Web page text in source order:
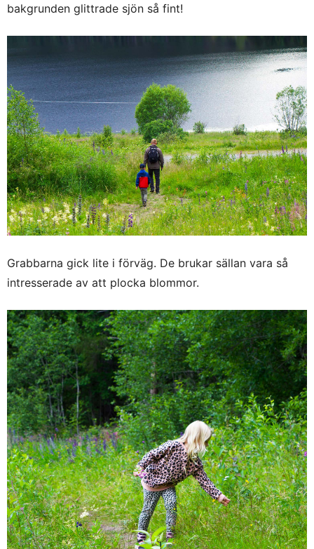
bakgrunden glittrade sjön så fint!
Grabbarna gick lite i förväg. De brukar sällan vara så
intresserade av att plocka blommor.